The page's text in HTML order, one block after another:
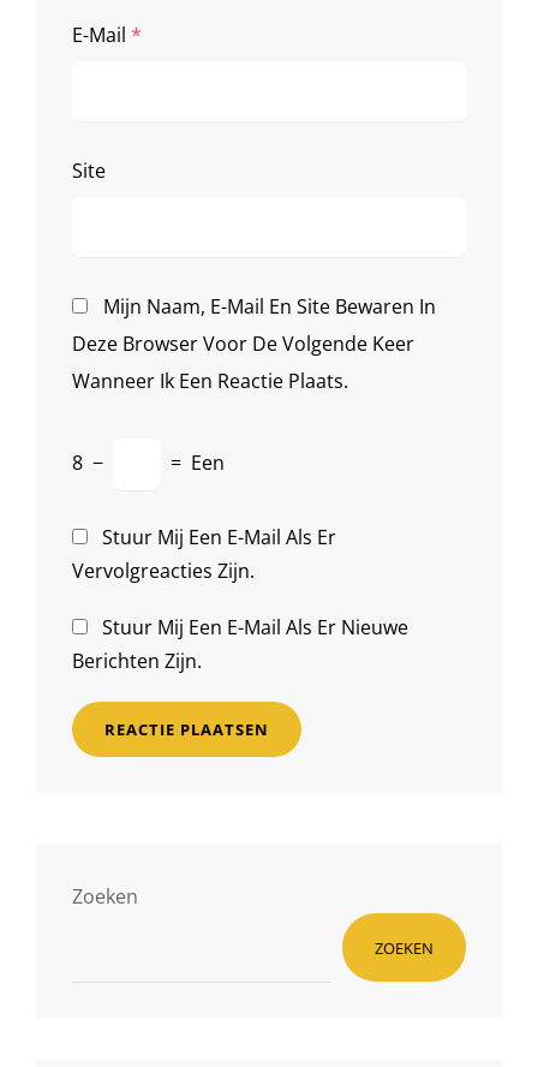
E-Mail *
Site
Mijn Naam, E-Mail En Site Bewaren In
Deze Browser Voor De Volgende Keer
Wanneer Ik Een Reactie Plaats.
8 − = Een
Stuur Mij Een E-Mail Als Er
Vervolgreacties Zijn.
Stuur Mij Een E-Mail Als Er Nieuwe
Berichten Zijn.
Zoeken
ZOEKEN